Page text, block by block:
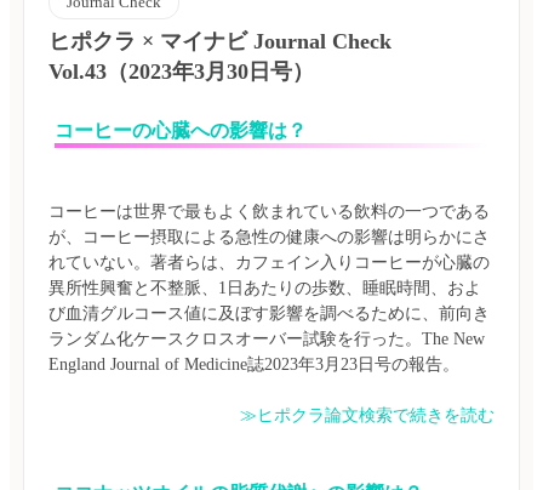
ヒポクラ × マイナビ Journal Check
Vol.43（2023年3月30日号）
コーヒーの心臓への影響は？
コーヒーは世界で最もよく飲まれている飲料の一つである
が、コーヒー摂取による急性の健康への影響は明らかにさ
れていない。著者らは、カフェイン入りコーヒーが心臓の
異所性興奮と不整脈、1日あたりの歩数、睡眠時間、およ
び血清グルコース値に及ぼす影響を調べるために、前向き
ランダム化ケースクロスオーバー試験を行った。The New
≫ヒポクラ論文検索で続きを読む